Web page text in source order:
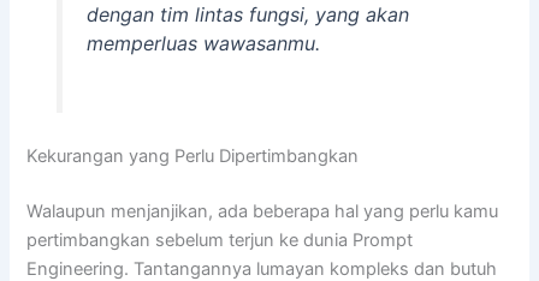
dengan tim lintas fungsi, yang akan
memperluas wawasanmu.
Kekurangan yang Perlu Dipertimbangkan
Walaupun menjanjikan, ada beberapa hal yang perlu kamu
pertimbangkan sebelum terjun ke dunia Prompt
Engineering. Tantangannya lumayan kompleks dan butuh